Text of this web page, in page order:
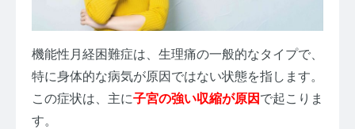
機能性月経困難症は、生理痛の一般的なタイプで、
特に身体的な病気が原因ではない状態を指します。
この症状は、主に子宮の強い収縮が原因 で起こりま
す。